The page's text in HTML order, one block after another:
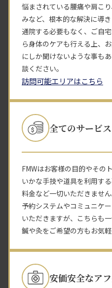
悩まされている腰痛や肩こ
みなど、根本的な解決に導き
通院する必要もなく、ご自
ら身体のケアも行える上、
にしか聞けないような事も
談ください。
訪問可能エリアはこちら
全てのサービ
FMWはお客様の目的やその
いかな手技や道具を利用す
料金など一切いただきません
予約システムやコミュニケ
いただきますが、こちらも
鍼や灸をご希望の方もお気
安価安全なア